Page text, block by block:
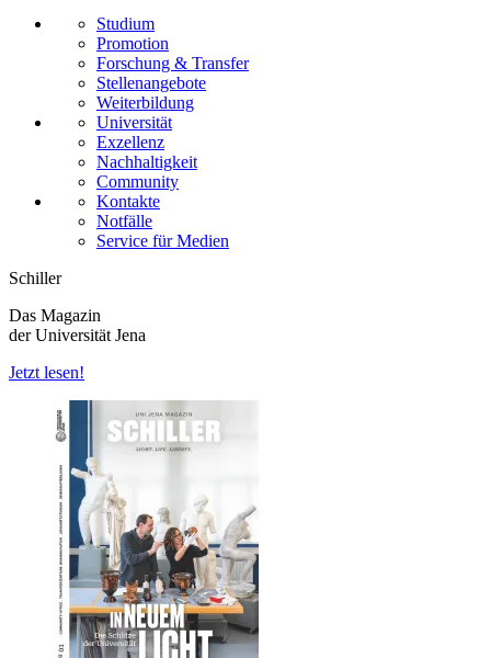
Studium
Promotion
Forschung & Transfer
Stellenangebote
Weiterbildung
Universität
Exzellenz
Nachhaltigkeit
Community
Kontakte
Notfälle
Service für Medien
Schiller
Das Magazin
der Universität Jena
Jetzt lesen!